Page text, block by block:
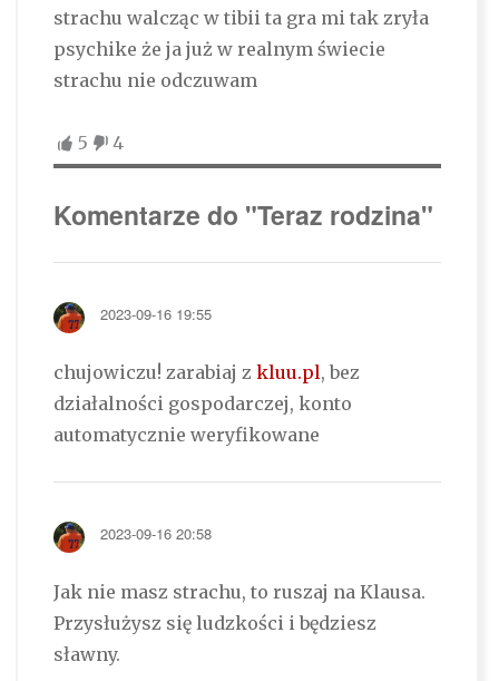
strachu walcząc w tibii ta gra mi tak zryła
psychike że ja już w realnym świecie
strachu nie odczuwam
5 4
Komentarze do "Teraz rodzina"
2023-09-16 19:55
chujowiczu! zarabiaj z kluu.pl, bez
działalności gospodarczej, konto
automatycznie weryfikowane
2023-09-16 20:58
Jak nie masz strachu, to ruszaj na Klausa.
Przysłużysz się ludzkości i będziesz
sławny.